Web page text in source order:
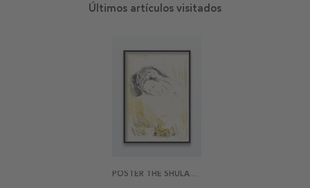
Últimos artículos visitados
POSTER THE SHULAMITE BY O.REDON